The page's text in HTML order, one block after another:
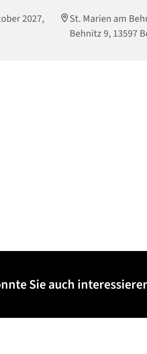
2027,
St. Marien am
Behnitz 9, 13597
Sie auch